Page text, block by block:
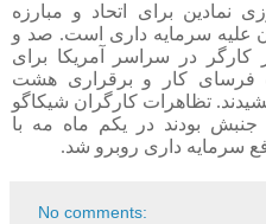
روزی نمادین برای اتحاد و مبارزه
علیه سرمایه داری است. صد و
در سراسر آمریکا برای
فرسای کار و برقراری هشت
تظاهرات کارگران شیکاگو
بودند در یکم ماه مه با
سرمایه داری روبرو شد.
No comments: